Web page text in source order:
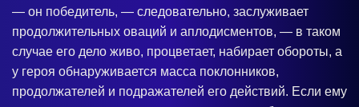
— он победитель, — следовательно, заслуживает
продолжительных оваций и аплодисментов, — в таком
случае его дело живо, процветает, набирает обороты, а
у героя обнаруживается масса поклонников,
продолжателей и подражателей его действий. Если ему